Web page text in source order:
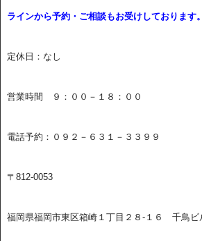
ラインから予約・ご相談もお受けしております。
定休日：なし
営業時間 ９：００－１８：００
電話予約：０９２－６３１－３３９９
〒812-0053
福岡県福岡市東区箱崎１丁目２８-１６ 千鳥ビ